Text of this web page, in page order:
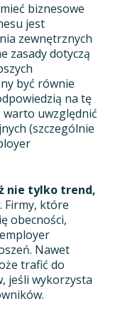
biznesowe
jest
zewnętrznych
zasady dotyczą
być równie
na tę
warto uwzględnić
(szczególnie
nie tylko trend,
. Firmy, które
obecności,
Nawet
trafić do
jeśli wykorzysta